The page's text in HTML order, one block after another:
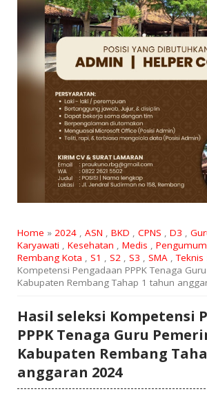
SURAT LAMARAN
RIWAYAT HIDUP
Home » 2024, ASN , BKD , CPNS , D3 ,
Karyawati , Kesehatan , Medis ,
Rembang Kota , S1 , S2, S3 , SMA,Teknis
Kompetensi Pengadaan PPPK Tenaga
Kabupaten Rembang Tahap 1 tahun
Hasil seleksi Kompetensi
PPPK Tenaga Guru
Kabupaten Rembang
anggaran 2024